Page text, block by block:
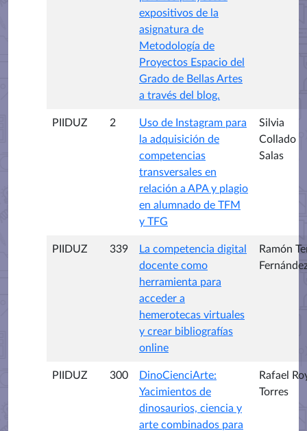
expositivos de la
asignatura de
Metodología de
Proyectos Espacio del
Grado de Bellas Artes
a través del blog.
PIIDUZ 2
Uso de Instagram para
la adquisición de
competencias
transversales en
relación a APA y plagio
en alumnado de TFM
y TFG
Silvia
Collado
Salas
PIIDUZ 339
La competencia digital
docente como
herramienta para
acceder a
hemerotecas virtuales
y crear bibliografías
online
Ramón
PIIDUZ 300
DinoCienciArte:
Yacimientos de
dinosaurios, ciencia y
arte combinados para
Rafael
Torres